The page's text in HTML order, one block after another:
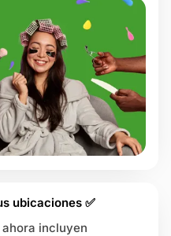
ubicaciones ✅
incluyen